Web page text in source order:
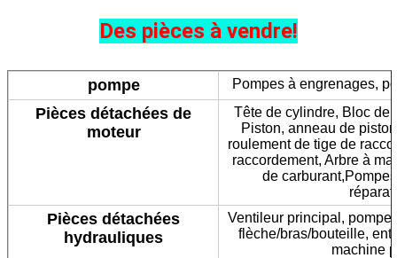
Des pièces à vendre!
pompe Pompes à engrenages,
Pièces détachées de
moteur
Tête de cylindre, Bloc de
Piston, anneau de
roulement de tige de
raccordement, Arbre à
de
Pièces détachées
hydrauliques
Ventileur principal,
flèche/bras/bouteille,
machine